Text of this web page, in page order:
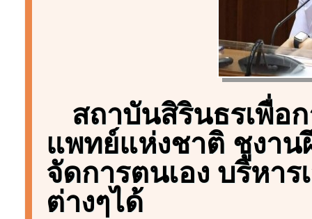
สถาบันสิรินธรเพื่อ
แพทย์แห่งชาติ ชูงา
จัดการตนเอง บริหา
ต่างๆได้